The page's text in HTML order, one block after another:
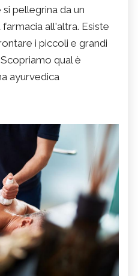
pellegrina da un
all'altra. Esiste
i piccoli e grandi
qual è
ayurvedica